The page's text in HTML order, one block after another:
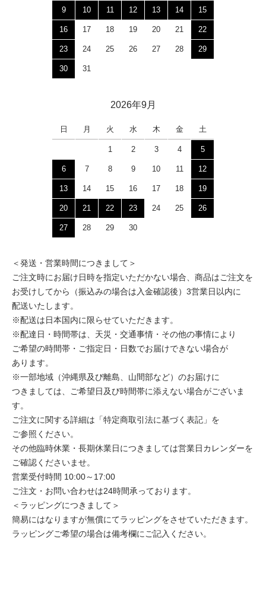
9 10 11 12 13 14 15
16 17 18 19 20 21 22
23 24 25 26 27 28 29
30 31
2026年9月
日 月 火 水 木 金 土
1 2 3 4 5
6 7 8 9 10 11 12
13 14 15 16 17 18 19
20 21 22 23 24 25 26
27 28 29 30
＜発送・営業時間につきまして＞
ご注文時にお届け日時を指定いただかない場合、商品はご注文を
お受けしてから（振込みの場合は入金確認後）3営業日以内に
配送いたします。
※配送は日本国内に限らせていただきます。
※配達日・時間帯は、天災・交通事情・その他の事情により
ご希望の時間帯・ご指定日・日数でお届けできない場合が
あります。
※一部地域（沖縄県及び離島、山間部など）のお届けに
つきましては、ご希望日及び時間帯に添えない場合がございま
す。
ご注文に関する詳細は「特定商取引法に基づく表記」を
ご参照ください。
その他臨時休業・長期休業日につきましては営業日カレンダーを
ご確認くださいませ。
営業受付時間 10:00～17:00
ご注文・お問い合わせは24時間承っております。
＜ラッピングにつきまして＞
簡易にはなりますが無償にてラッピングをさせていただきます。
ラッピングご希望の場合は備考欄にご記入ください。